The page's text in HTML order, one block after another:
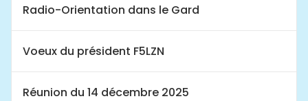
Radio-Orientation dans le Gard
Voeux du président F5LZN
Réunion du 14 décembre 2025